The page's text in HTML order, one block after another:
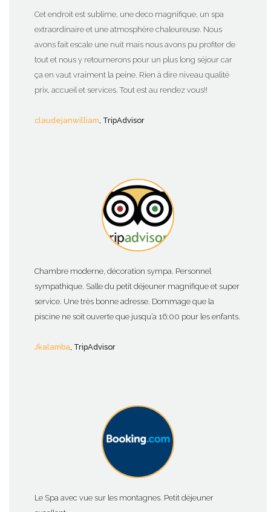
Cet endroit est sublime, une deco magnifique, un spa
extraordinaire et une atmosphère chaleureuse. Nous
avons fait escale une nuit mais nous avons pu profiter de
tout et nous y retournerons pour un plus long séjour car
ça en vaut vraiment la peine. Rien à dire niveau qualité
prix, accueil et services. Tout est au rendez vous!!
claudejanwilliam , TripAdvisor
Chambre moderne, décoration sympa. Personnel
sympathique. Salle du petit déjeuner magnifique et super
service. Une très bonne adresse. Dommage que la
piscine ne soit ouverte que jusqu’a 16:00 pour les enfants.
Jkalamba , TripAdvisor
Le Spa avec vue sur les montagnes. Petit déjeuner